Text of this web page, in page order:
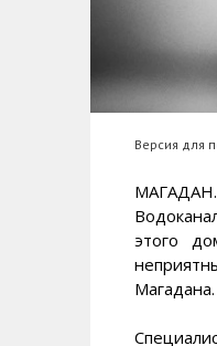
Версия для
этого
Магадана.